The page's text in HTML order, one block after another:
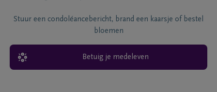
Stuur een condoléancebericht, brand een kaarsje of bestel
bloemen
Betuig je medeleven